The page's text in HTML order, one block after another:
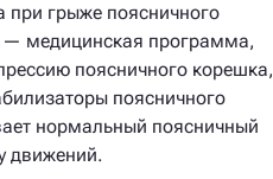
при грыже поясничного
— медицинская программа,
поясничного корешка,
поясничного
нормальный поясничный
движений.